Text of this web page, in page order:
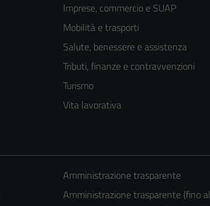
Imprese, commercio e SUAP
Mobilità e trasporti
Salute, benessere e assistenza
Tributi, finanze e contravvenzioni
Turismo
Vita lavorativa
Amministrazione trasparente
Amministrazione trasparente (fino al